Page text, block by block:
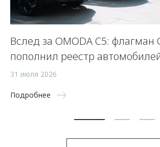
Вслед за OMODA C5: флагман
пополнил реестр
31 июля 2026
Подробнее